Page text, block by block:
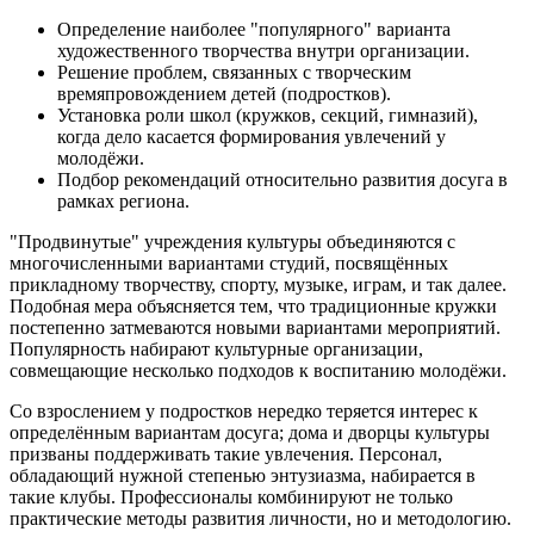
Определение наиболее "популярного" варианта
художественного творчества внутри организации.
Решение проблем, связанных с творческим
времяпровождением детей (подростков).
Установка роли школ (кружков, секций, гимназий),
когда дело касается формирования увлечений у
молодёжи.
Подбор рекомендаций относительно развития досуга в
рамках региона.
"Продвинутые" учреждения культуры объединяются с
многочисленными вариантами студий, посвящённых
прикладному творчеству, спорту, музыке, играм, и так далее.
Подобная мера объясняется тем, что традиционные кружки
постепенно затмеваются новыми вариантами мероприятий.
Популярность набирают культурные организации,
совмещающие несколько подходов к воспитанию молодёжи.
Со взрослением у подростков нередко теряется интерес к
определённым вариантам досуга; дома и дворцы культуры
призваны поддерживать такие увлечения. Персонал,
обладающий нужной степенью энтузиазма, набирается в
такие клубы. Профессионалы комбинируют не только
практические методы развития личности, но и методологию.